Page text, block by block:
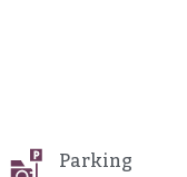
Parking